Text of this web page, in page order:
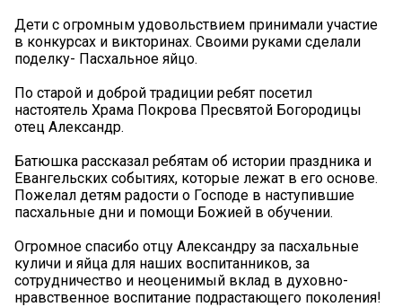
Дети с огромным удовольствием принимали участие
в конкурсах и викторинах. Своими руками сделали
поделку- Пасхальное яйцо.
По старой и доброй традиции ребят посетил
настоятель Храма Покрова Пресвятой Богородицы
отец Александр.
Батюшка рассказал ребятам об истории праздника и
Евангельских событиях, которые лежат в его основе.
Пожелал детям радости о Господе в наступившие
пасхальные дни и помощи Божией в обучении.
Огромное спасибо отцу Александру за пасхальные
куличи и яйца для наших воспитанников, за
сотрудничество и неоценимый вклад в духовно-
нравственное воспитание подрастающего поколения!